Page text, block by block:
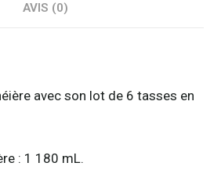
AVIS (0)
avec son lot de 6 tasses en
: 1 180 mL.